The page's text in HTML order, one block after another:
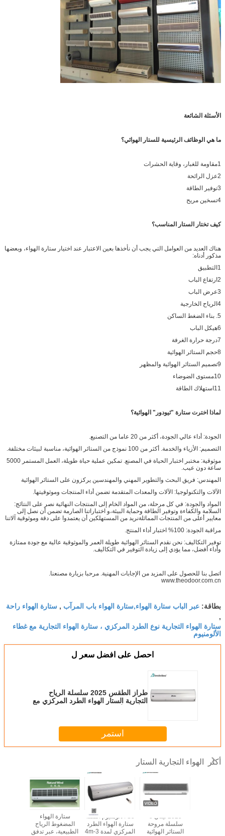
الأسئلة الشائعة
ما هي الوظائف الرئيسية للستار الهوائي؟
1مقاومة للغبار، وقاية الحشرات
2عزل الرائحة
3توفير الطاقة
4تسخين مريح
كيف تختار الستار المناسب؟
هناك العديد من العوامل التي يجب أن نأخذها بعين الاعتبار عند اختيار ستارة الهواء، وبعضها
مذكور أدناه:
1التطبيق
2ارتفاع الباب
3عرض الباب
4الرياح الخارجية
5. بناء الضغط الساكن
6هيكل الباب
7درجة حرارة الغرفة
8حجم الستائر الهوائية
9تصميم الستائر الهوائية والمظهر
10مستوى الضوضاء
11استهلاك الطاقة
لماذا اخترت ستارة "ثيودور" الهوائية؟
الجودة: أداء عالي الجودة، أكثر من 20 عاما من التصنيع.
التصميم: الأزياء والخدمة. أكثر من 100 نموذج من الستائر الهوائية، مناسبة لبيئات مختلفة.
موثوقية: مختبر اختبار الحياة في المصنع. تمكين عملية حياة طويلة، العمل المستمر 5000
ساعة دون عيب.
المهندس: فريق البحث والتطوير المهني والمهندسين يركزون على الستائر الهوائية
الآلات والتكنولوجيا: الآلات والمعدات المتقدمة تضمن أداء المنتجات وموثوقيتها.
المواد والجودة: في كل مرحلة، من المواد الخام إلى المنتجات النهائية نصر على النتائج:
السلامة والكفاءة وتوفير الطاقة وحماية البيئة،و اختباراتنا الصارمة تضمن أن نصل إلى
معايير أعلى من المنتجات المماثلةنريد من المستهلكين أن يعتمدوا على دقة وموثوقية آلاتنا
مراقبة الجودة: 100% اختبار أداء المنتج.
توفير التكاليف: نحن نقدم الستائر الهوائية طويلة العمر والموثوقية عالية مع جودة ممتازة
وأداء أفضل، مما يؤدي إلى زيادة التوفير في التكاليف.
اتصل بنا للحصول على المزيد من الإجابات المهنية. مرحبا بزيارة مصنعنا.
www.theodoor.com.cn
بطاقة: عبر الباب ستارة الهواء,ستارة الهواء باب المرآب , ستارة الهواء راحة
,
ستارة الهواء التجارية نوع الطرد المركزي ، ستارة الهواء التجارية مع غطاء
الألومنيوم
احصل على افضل سعر ل
طراز الطقس 2025 سلسلة الرياح
التجارية الستار الهواء الطرد المركزي مع
استمر
أكثر الهواء التجارية الستار
ستارة الهواء
المضغوط الرياح
الطبيعية، عبر تدفق
S5 الألومنيوم الفضة
ستارة الهواء الطرد
المركزي لمدة 3-4m
2025 تيتان 5
سلسلة مروحة
الستائر الهوائية